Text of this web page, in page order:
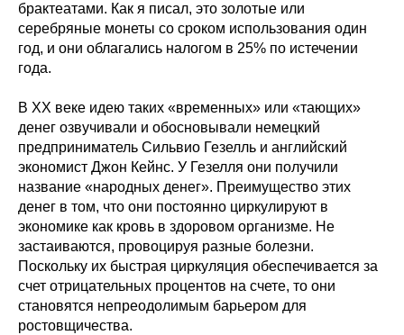
брактеатами. Как я писал, это золотые или
серебряные монеты со сроком использования один
год, и они облагались налогом в 25% по истечении
года.
В ХХ веке идею таких «временных» или «тающих»
денег озвучивали и обосновывали немецкий
предприниматель Сильвио Гезелль и английский
экономист Джон Кейнс. У Гезелля они получили
название «народных денег». Преимущество этих
денег в том, что они постоянно циркулируют в
экономике как кровь в здоровом организме. Не
застаиваются, провоцируя разные болезни.
Поскольку их быстрая циркуляция обеспечивается за
счет отрицательных процентов на счете, то они
становятся непреодолимым барьером для
ростовщичества.